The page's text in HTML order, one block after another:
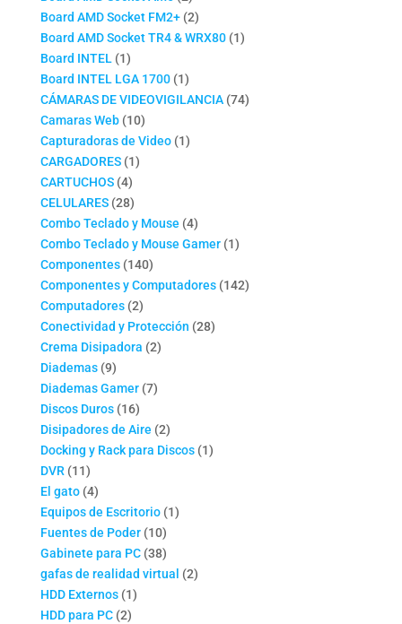
productos
Board AMD Socket FM2+ 22
productos
Board AMD Socket TR4 & WRX80 11
Board INTEL 11
producto
Board INTEL LGA 1700 11
producto
CÁMARAS DE VIDEOVIGILANCIA 7474
Camaras Web 1010
productos
Capturadoras de Video 11
CARGADORES 11
CARTUCHOS 44
productos
CELULARES 2828
productos
Combo Teclado y Mouse 44
productos
Combo Teclado y Mouse Gamer 11
Componentes 140140
productos
Componentes y Computadores 142142
Computadores 22
productos
Conectividad y Protección 2828
Crema Disipadora 22
Diademas 99
productos
Diademas Gamer 77
Discos Duros 1616
productos
Disipadores de Aire 22
productos
Docking y Rack para Discos 11
DVR 1111
productos
El gato 44
productos
Equipos de Escritorio 11
Fuentes de Poder 1010
productos
Gabinete para PC 3838
productos
gafas de realidad virtual 22
HDD Externos 11
HDD para PC 22